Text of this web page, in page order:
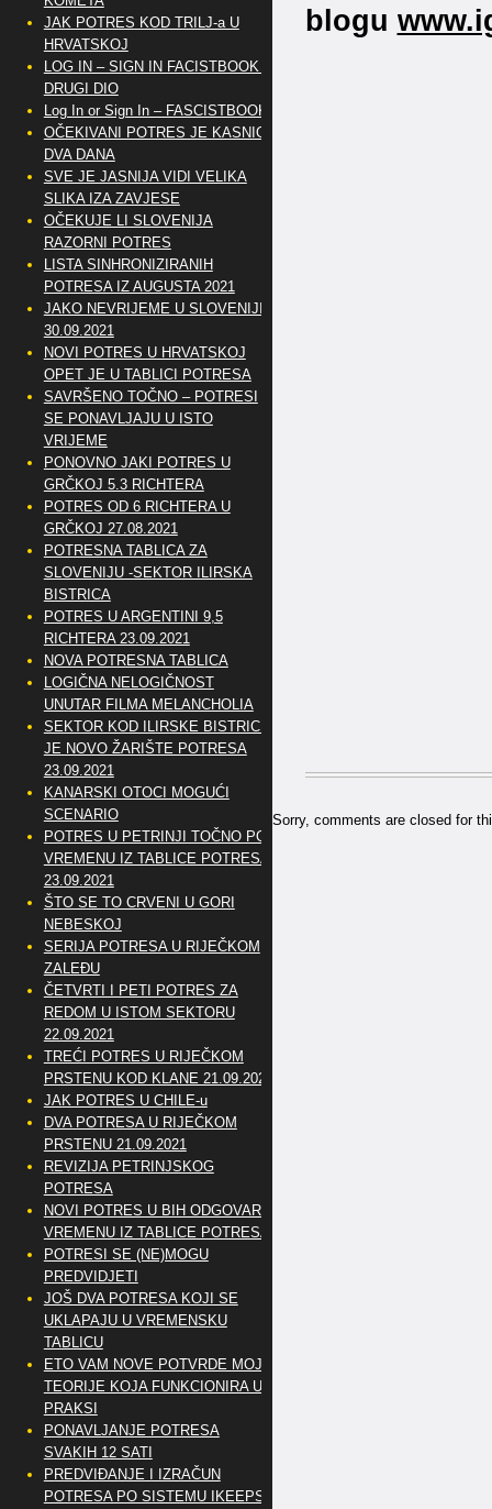
blogu
Sorry, comments are closed for
JAK POTRES KOD TRILJ-a U
HRVATSKOJ
LOG IN – SIGN IN FACISTBOOK –
DRUGI DIO
Log In or Sign In – FASCISTBOOK
OČEKIVANI POTRES JE KASNIO
DVA DANA
SVE JE JASNIJA VIDI VELIKA
SLIKA IZA ZAVJESE
OČEKUJE LI SLOVENIJA
RAZORNI POTRES
LISTA SINHRONIZIRANIH
POTRESA IZ AUGUSTA 2021
JAKO NEVRIJEME U SLOVENIJI
30.09.2021
NOVI POTRES U HRVATSKOJ
OPET JE U TABLICI POTRESA
SAVRŠENO TOČNO – POTRESI
SE PONAVLJAJU U ISTO
VRIJEME
PONOVNO JAKI POTRES U
GRČKOJ 5.3 RICHTERA
POTRES OD 6 RICHTERA U
GRČKOJ 27.08.2021
POTRESNA TABLICA ZA
SLOVENIJU -SEKTOR ILIRSKA
BISTRICA
POTRES U ARGENTINI 9,5
RICHTERA 23.09.2021
NOVA POTRESNA TABLICA
LOGIČNA NELOGIČNOST
UNUTAR FILMA MELANCHOLIA
SEKTOR KOD ILIRSKE BISTRICE
JE NOVO ŽARIŠTE POTRESA
23.09.2021
KANARSKI OTOCI MOGUĆI
SCENARIO
POTRES U PETRINJI TOČNO PO
VREMENU IZ TABLICE POTRESA
23.09.2021
ŠTO SE TO CRVENI U GORI
NEBESKOJ
SERIJA POTRESA U RIJEČKOM
ZALEĐU
ČETVRTI I PETI POTRES ZA
REDOM U ISTOM SEKTORU
22.09.2021
TREĆI POTRES U RIJEČKOM
PRSTENU KOD KLANE 21.09.2021
JAK POTRES U CHILE-u
DVA POTRESA U RIJEČKOM
PRSTENU 21.09.2021
REVIZIJA PETRINJSKOG
POTRESA
NOVI POTRES U BIH ODGOVARA
VREMENU IZ TABLICE POTRESA
POTRESI SE (NE)MOGU
PREDVIDJETI
JOŠ DVA POTRESA KOJI SE
UKLAPAJU U VREMENSKU
TABLICU
ETO VAM NOVE POTVRDE MOJE
TEORIJE KOJA FUNKCIONIRA U
PRAKSI
PONAVLJANJE POTRESA
SVAKIH 12 SATI
PREDVIĐANJE I IZRAČUN
POTRESA PO SISTEMU IKEEPS